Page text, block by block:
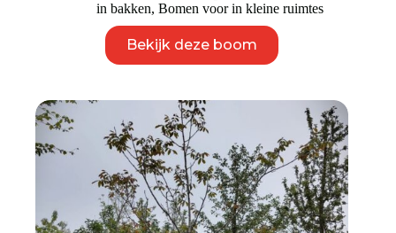
in bakken, Bomen voor in kleine ruimtes
Bekijk deze boom
product
heeft
Deze
optie
kan
gekozen
worden
op
de
productpagina